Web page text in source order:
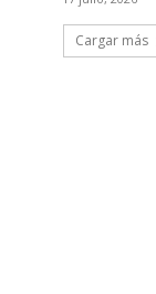
Cargar más